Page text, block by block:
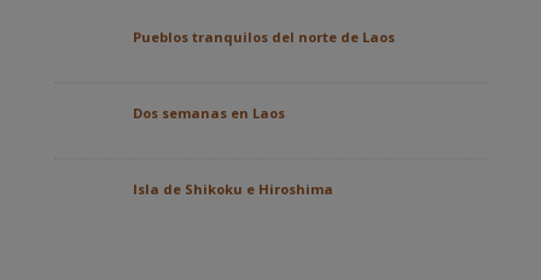
Pueblos tranquilos del norte de Laos
Dos semanas en Laos
Isla de Shikoku e Hiroshima